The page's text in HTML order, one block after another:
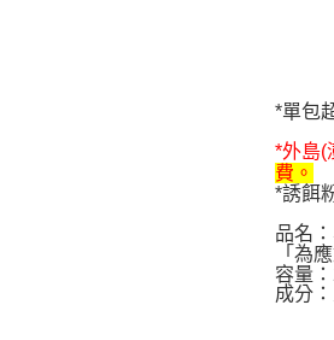
*單包
*外島(
費。
*誘餌
品名
「為
容量
成分